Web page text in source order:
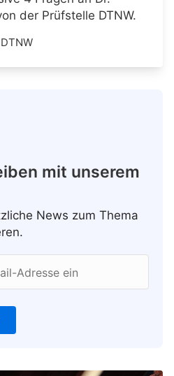
der Prüfstelle DTNW.
DTNW
mit unserem
News zum Thema
Adresse ein